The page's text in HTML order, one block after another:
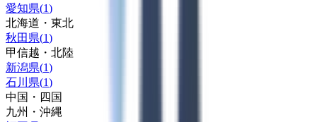
愛知県(1)
北海道・東北
秋田県(1)
甲信越・北陸
新潟県(1)
石川県(1)
中国・四国
九州・沖縄